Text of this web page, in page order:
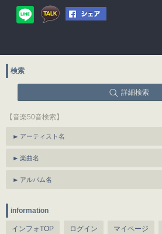
検索
詳細検索
【音楽50音検索】
アーティスト名
楽曲名
アルバム名
information
インフォTOP ログイン マイページ